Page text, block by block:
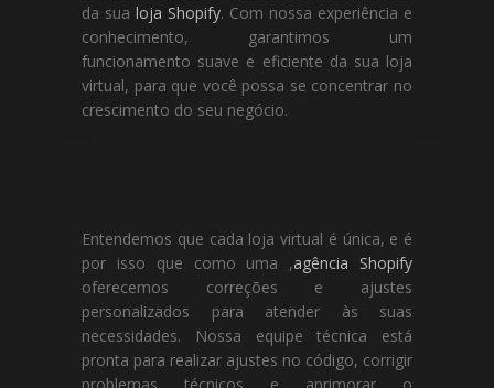
da sua loja Shopify. Com nossa experiência e
conhecimento, garantimos um
funcionamento suave e eficiente da sua loja
virtual, para que você possa se concentrar no
crescimento do seu negócio.
Entendemos que cada loja virtual é única, e é
por isso que como uma ,agência Shopify
oferecemos correções e ajustes
personalizados para atender às suas
necessidades. Nossa equipe técnica está
pronta para realizar ajustes no código, corrigir